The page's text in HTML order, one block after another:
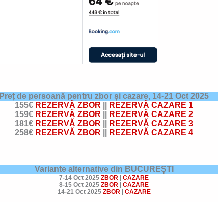
Preț de persoană pentru zbor și cazare, 14-21 Oct 2025
155€ REZERVĂ ZBOR
REZERVĂ CAZARE 1
159€ REZERVĂ ZBOR
REZERVĂ CAZARE 2
181€ REZERVĂ ZBOR
REZERVĂ CAZARE 3
258€ REZERVĂ ZBOR REZERVĂ CAZARE 4
Variante alternative din BUCUREȘTI
7-14 Oct 2025 ZBOR
CAZARE
8-15 Oct 2025 ZBOR
CAZARE
14-21 Oct 2025 ZBOR| CAZARE